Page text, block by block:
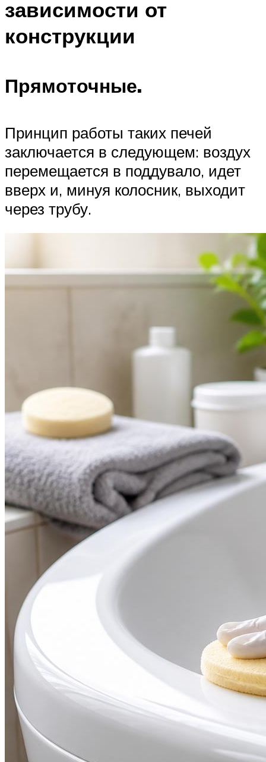
зависимости от
конструкции
Прямоточные.
Принцип работы таких печей
заключается в следующем: воздух
перемещается в поддувало, идет
вверх и, минуя колосник, выходит
через трубу.